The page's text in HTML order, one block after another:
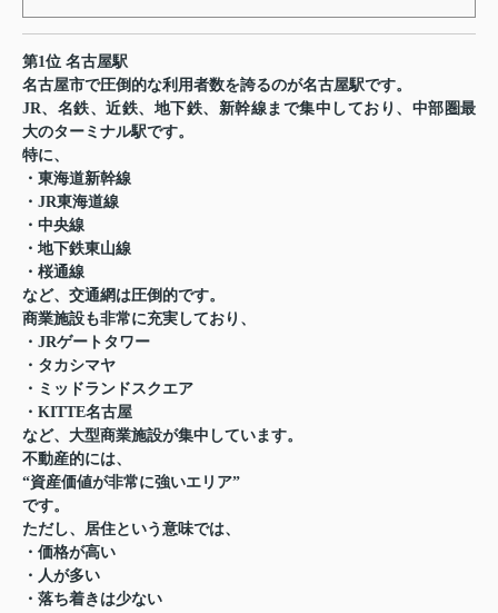
第1位 名古屋駅
名古屋市で圧倒的な利用者数を誇るのが名古屋駅です。
JR、名鉄、近鉄、地下鉄、新幹線まで集中しており、中部圏最
大のターミナル駅です。
特に、
・東海道新幹線
・JR東海道線
・中央線
・地下鉄東山線
・桜通線
など、交通網は圧倒的です。
商業施設も非常に充実しており、
・JRゲートタワー
・タカシマヤ
・ミッドランドスクエア
・KITTE名古屋
など、大型商業施設が集中しています。
不動産的には、
“資産価値が非常に強いエリア”
です。
ただし、居住という意味では、
・価格が高い
・人が多い
・落ち着きは少ない